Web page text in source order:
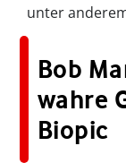
unter
Bob
wahre
Biopic